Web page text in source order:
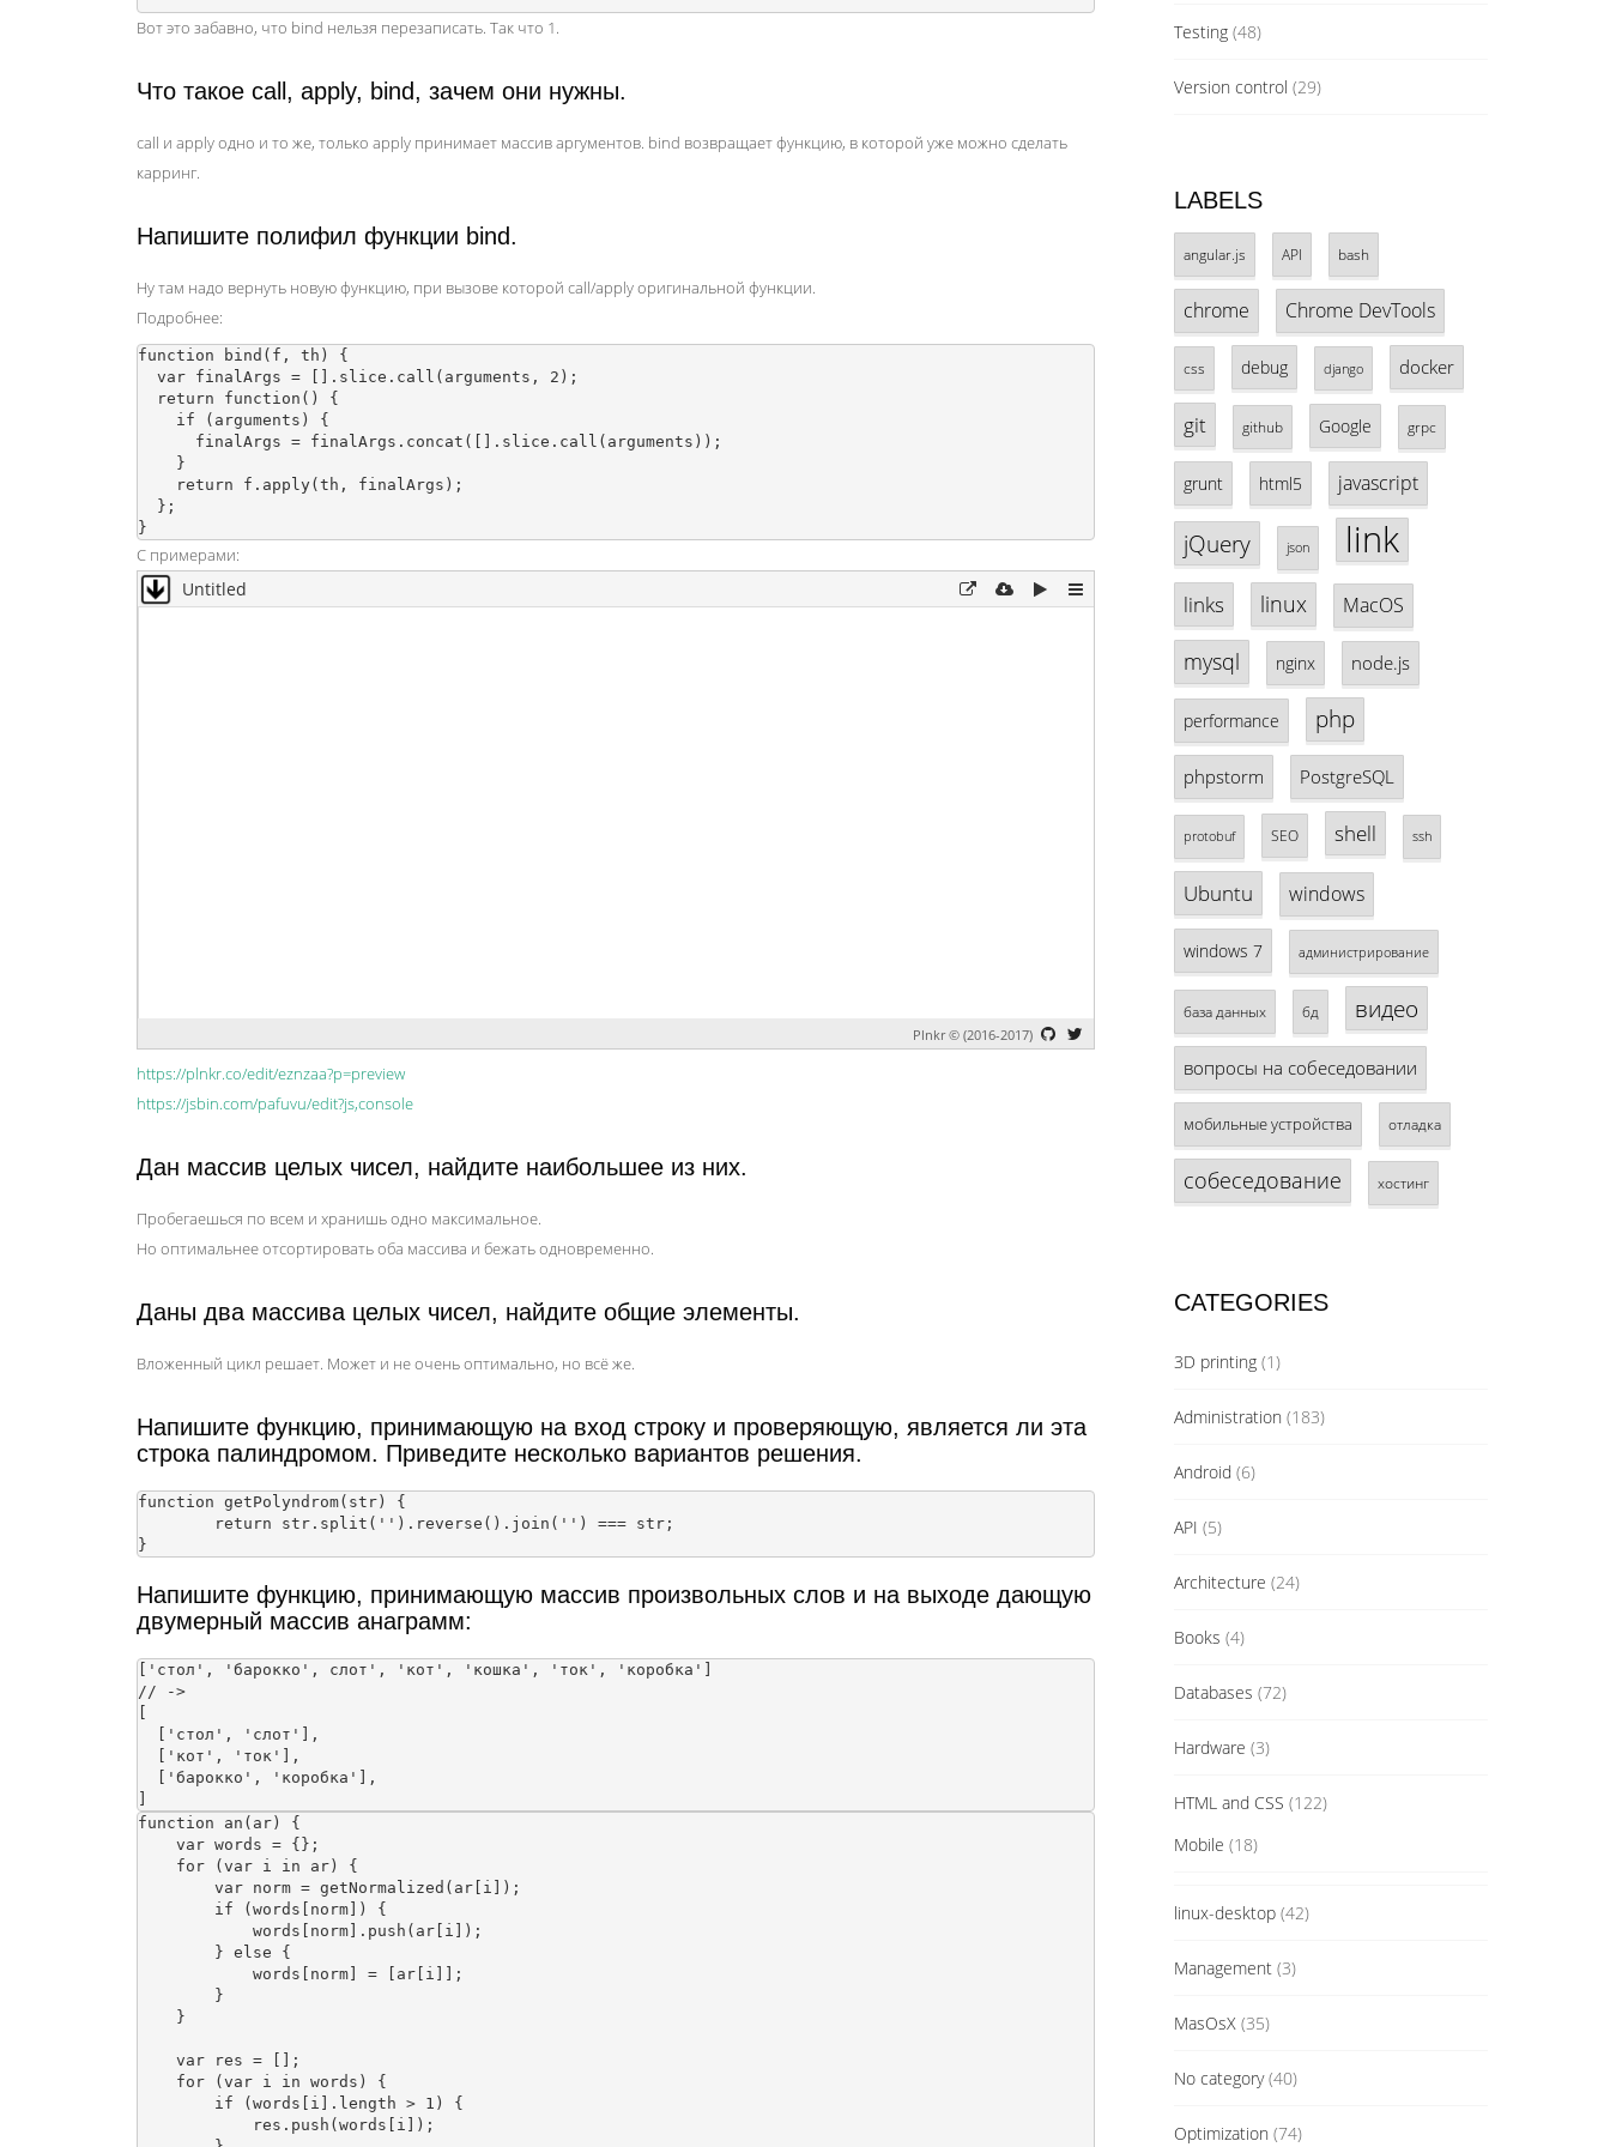
Вот это забавно, что bind нельзя перезаписать. Так что 1.
Что такое call, apply, bind, зачем они нужны.
call и apply одно и то же, только apply принимает массив аргументов. bind возвращает функцию, в которой уже можно сделать
карринг.
Напишите полифил функции bind.
Ну там надо вернуть новую функцию, при вызове которой call/apply оригинальной функции.
Подробнее:
function bind(f, th) {
С примерами:
https://plnkr.co/edit/eznzaa?p=preview
https://jsbin.com/pafuvu/edit?js,console
Дан массив целых чисел, найдите наибольшее из них.
Пробегаешься по всем и хранишь одно максимальное.
Но оптимальнее отсортировать оба массива и бежать одновременно.
Даны два массива целых чисел, найдите общие элементы.
Вложенный цикл решает. Может и не очень оптимально, но всё же.
Напишите функцию, принимающую на вход строку и проверяющую, является ли эта
строка палиндромом. Приведите несколько вариантов решения.
function getPolyndrom(str) {
Напишите функцию, принимающую массив произвольных слов и на выходе дающую
двумерный массив анаграмм:
['стол', 'барокко', слот', 'кот', 'кошка', 'ток', 'коробка']
// ->
function an(ar) {
Testing(48)
Version control (29)
LABELS
angular.js API bash
chrome Chrome DevTools
css debug django docker
git github Google grpc
grunt html5 javascript
jQuery json link
links linux MacOS
mysql nginx node.js
performance php
phpstorm PostgreSQL
protobuf SEO shell ssh
Ubuntu windows
windows 7 администрирование
база данных бд видео
вопросы на собеседовании
мобильные устройства отладка
собеседование хостинг
CATEGORIES
3D printing(1)
Administration (183)
Android (6)
API (5)
Architecture (24)
Books (4)
Databases (72)
Hardware (3)
HTML and CSS (122)
Mobile (18)
linux-desktop(42)
Management(3)
MasOsX(35)
No category(40)
Optimization (74)